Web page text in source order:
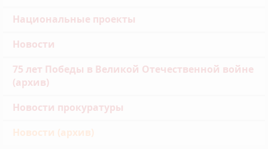
Национальные проекты
Новости
75 лет Победы в Великой Отечественной войне
(архив)
Новости прокуратуры
Новости (архив)